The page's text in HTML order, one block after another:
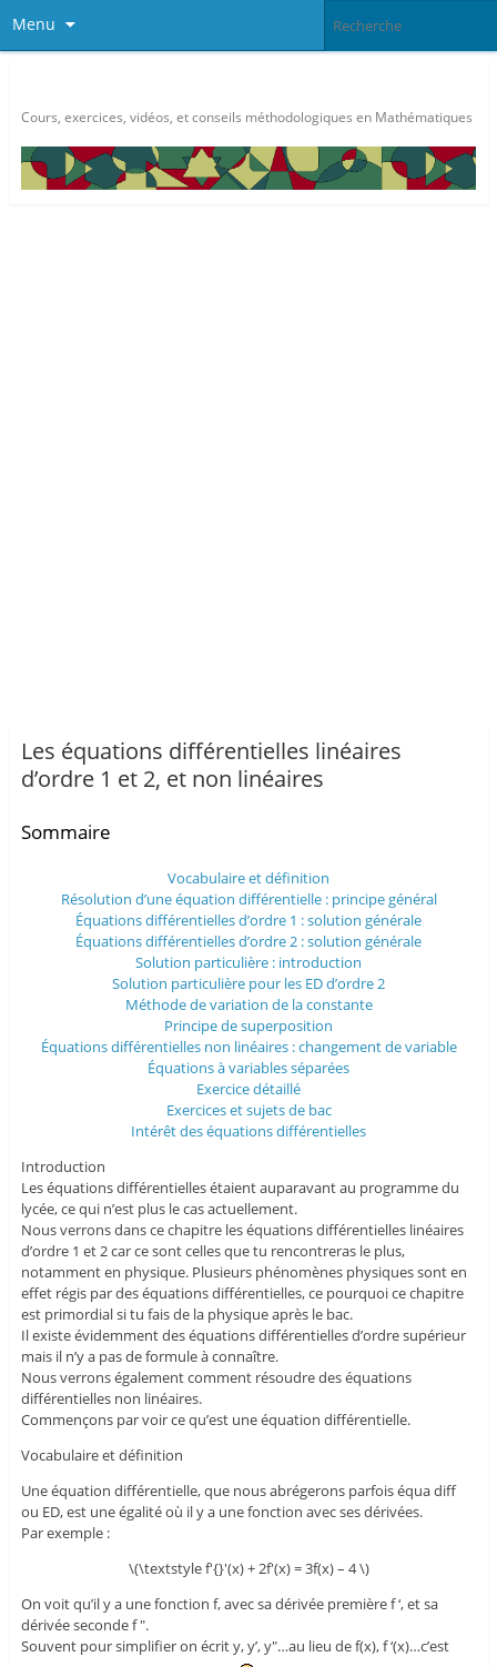
Menu
Cours, exercices, vidéos, et conseils méthodologiques en Mathématiques
Les équations différentielles linéaires
d’ordre 1 et 2, et non linéaires
Sommaire
Vocabulaire et définition
Résolution d’une équation différentielle : principe général
Équations différentielles d’ordre 1 : solution générale
Équations différentielles d’ordre 2 : solution générale
Solution particulière : introduction
Solution particulière pour les ED d’ordre 2
Méthode de variation de la constante
Principe de superposition
Équations différentielles non linéaires : changement de variable
Équations à variables séparées
Exercice détaillé
Exercices et sujets de bac
Intérêt des équations différentielles
Introduction
Les équations différentielles étaient auparavant au programme du
lycée, ce qui n’est plus le cas actuellement.
Nous verrons dans ce chapitre les équations différentielles linéaires
d’ordre 1 et 2 car ce sont celles que tu rencontreras le plus,
notamment en physique. Plusieurs phénomènes physiques sont en
effet régis par des équations différentielles, ce pourquoi ce chapitre
est primordial si tu fais de la physique après le bac.
Il existe évidemment des équations différentielles d’ordre supérieur
mais il n’y a pas de formule à connaître.
Nous verrons également comment résoudre des équations
différentielles non linéaires.
Commençons par voir ce qu’est une équation différentielle.
Vocabulaire et définition
Une équation différentielle, que nous abrégerons parfois équa diff
ou ED, est une égalité où il y a une fonction avec ses dérivées.
Par exemple :
\(\textstyle f'{}'(x) + 2f'(x) = 3f(x) – 4 \)
On voit qu’il y a une fonction f, avec sa dérivée première f ‘, et sa
dérivée seconde f ".
Souvent pour simplifier on écrit y, y’, y"…au lieu de f(x), f ‘(x)…c’est